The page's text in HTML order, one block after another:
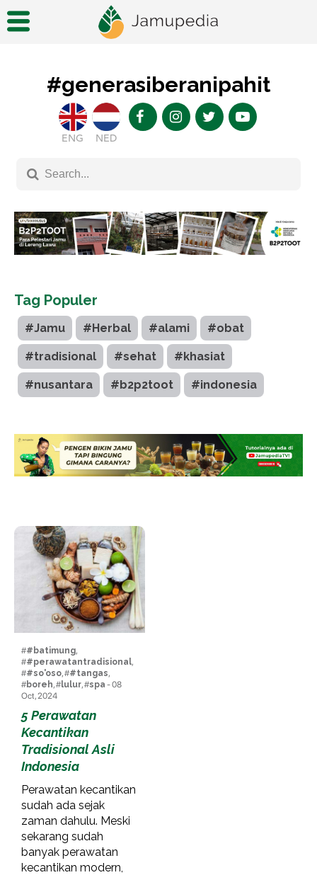
#generasiberanipahit
ENG NED
Tag Populer
#Jamu #Herbal #alami #obat
#tradisional #sehat #khasiat
#nusantara #b2p2toot #indonesia
##batimung,
##perawatantradisional,
##so'oso, ##tangas,
#boreh, #lulur, #spa - 08
Oct, 2024
5 Perawatan
Kecantikan
Tradisional Asli
Indonesia
Perawatan kecantikan
sudah ada sejak
zaman dahulu. Meski
sekarang sudah
banyak perawatan
kecantikan modern,